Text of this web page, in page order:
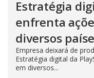
Estratégia
enfrenta
diversos
Empresa deixará de
Estratégia digital da
em diversos...